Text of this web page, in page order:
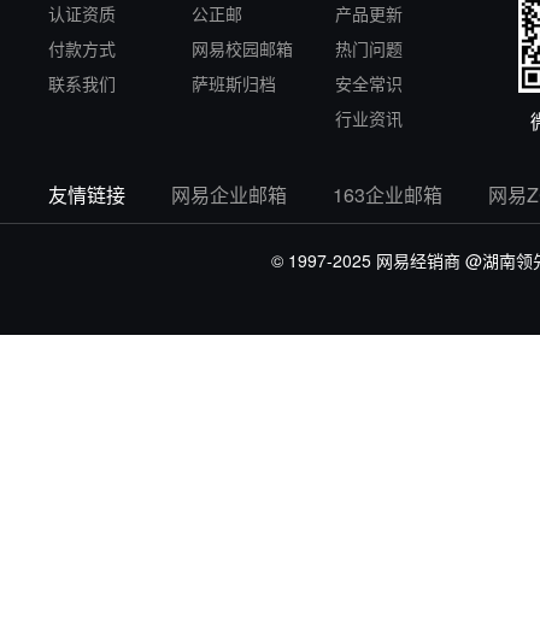
认证资质
付款方式
联系我们
公正邮
网易校园邮箱
萨班斯归档
产品更新
热门问题
安全常识
行业资讯
友情链接 网易企业邮箱 163企业邮箱 网易
© 1997-2025 网易经销商 @湖南领